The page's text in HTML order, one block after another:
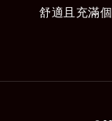
舒適且充滿